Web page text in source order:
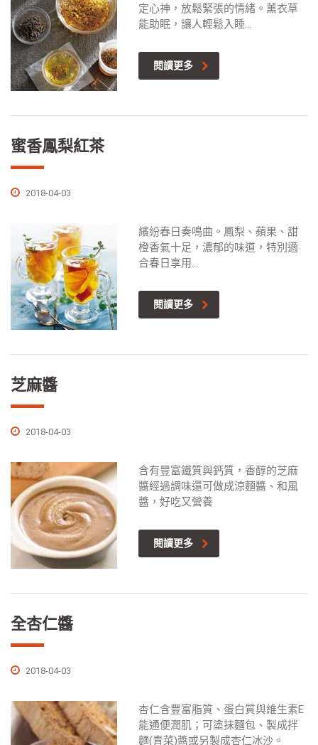
定心神，放鬆緊張的情緒。薰衣草
能助眠，讓人輕鬆入睡...
閱讀更多
蜜香鳳梨紅茶
2018-04-03
繽紛春日奏鳴曲。鳳梨、蘋果、甜
橙香氣十足，濃郁的味道，特別適
合春日享用...
閱讀更多
芝麻醬
2018-04-03
含有豐富鐵質與鈣質，香醇的芝麻
醬經過調味還可做成涼麵醬、和風
醬，好吃又營養
閱讀更多
全杏仁醬
2018-04-03
杏仁含豐富脂質、蛋白質與維生素E
能通便潤肌；可塗抹麵包、製成拌
麵(青菜)醬或另製成杏仁冰沙。